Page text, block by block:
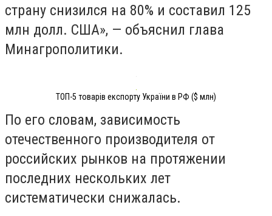
страну снизился на 80% и составил 125
млн долл. США», — объяснил глава
Минагрополитики.
ТОП-5 товарів експорту України в РФ ($ млн)
По его словам, зависимость
отечественного производителя от
российских рынков на протяжении
последних нескольких лет
систематически снижалась.